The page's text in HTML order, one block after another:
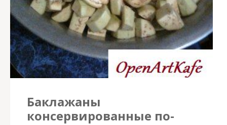
Баклажаны
консервированные по-